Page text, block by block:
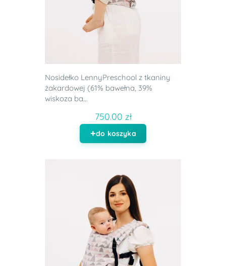
Nosidełko LennyPreschool z tkaniny
żakardowej (61% bawełna, 39%
wiskoza ba...
750.00 zł
do koszyka